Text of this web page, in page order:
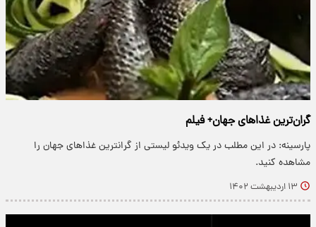
گران‌ترین غذاهای جهان+ فیلم
پارسینه: در این مطلب در یک ویدئو لیستی از گرانترین غذاهای جهان را
مشاهده کنید.
۱۳ اردیبهشت ۱۴۰۲